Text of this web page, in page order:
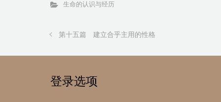
生命的认识与经历
第十五篇 建立合乎主用的性格
登录选项